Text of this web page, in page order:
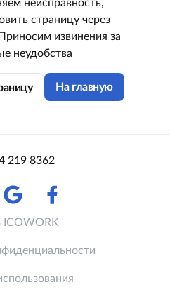
неисправность,
страницу через
извинения за
неудобства
На главную
219 8362